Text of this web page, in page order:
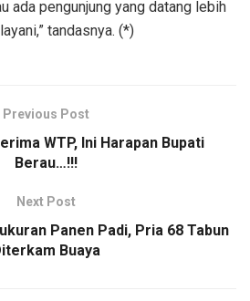
ada pengunjung yang datang lebih
tandasnya. (*)
Previous Post
WTP, Ini Harapan Bupati
Berau…!!!
Next Post
Panen Padi, Pria 68 Tabun
Buaya